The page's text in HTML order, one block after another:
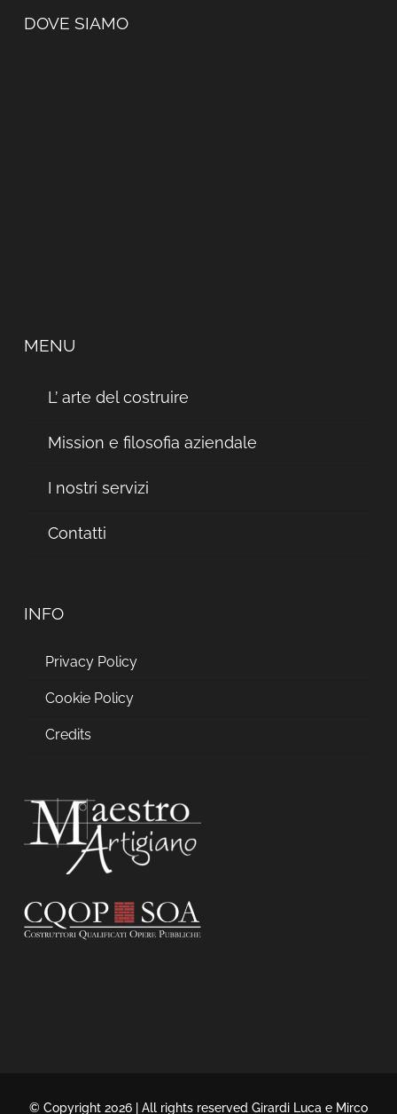
DOVE SIAMO
MENU
L’ arte del costruire
Mission e filosofia aziendale
I nostri servizi
Contatti
INFO
Privacy Policy
Cookie Policy
Credits
© Copyright 2026 | All rights reserved Girardi Luca e Mirco